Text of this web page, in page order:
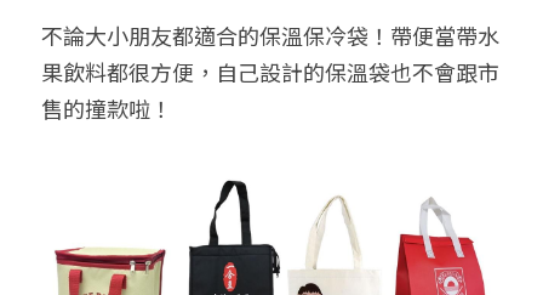
不論大小朋友都適合的保溫保冷袋！帶便當帶水
果飲料都很方便，自己設計的保溫袋也不會跟市
售的撞款啦！